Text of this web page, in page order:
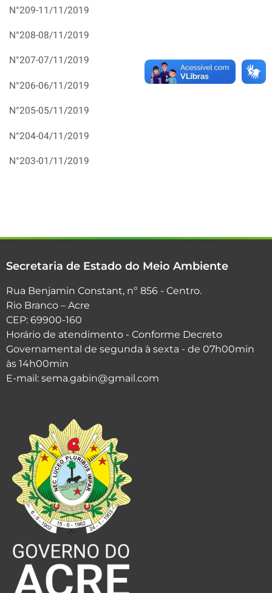
N°209-11/11/2019
N°208-08/11/2019
N°207-07/11/2019
N°206-06/11/2019
N°205-05/11/2019
N°204-04/11/2019
N°203-01/11/2019
Secretaria de Estado do Meio Ambiente
Rua Benjamin Constant, nº 856 - Centro.
Rio Branco – Acre
CEP: 69900-160
Horário de atendimento - Conforme Decreto
Governamental de segunda à sexta - de 07h00min
às 14h00min
E-mail: sema.gabin@gmail.com